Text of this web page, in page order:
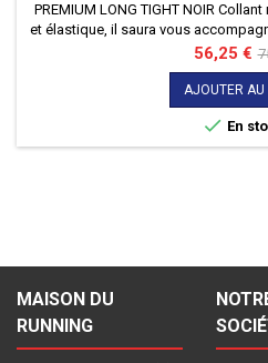
PREMIUM LONG TIGHT NOIR
et élastique, il saura vous
Prix
56,25 €
AJOUTER AU
 En
MAISON DU
RUNNING